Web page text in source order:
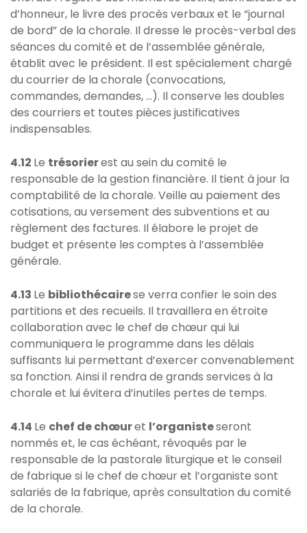
d’honneur, le livre des procès verbaux et le “journal
de bord” de la chorale. Il dresse le procès-verbal des
séances du comité et de l’assemblée générale,
établit avec le président. Il est spécialement chargé
du courrier de la chorale (convocations,
commandes, demandes, …). Il conserve les doubles
des courriers et toutes pièces justificatives
indispensables.
4.12 Le trésorierest au sein du comité le
responsable de la gestion financière. Il tient à jour la
comptabilité de la chorale. Veille au paiement des
cotisations, au versement des subventions et au
règlement des factures. Il élabore le projet de
budget et présente les comptes à l’assemblée
générale.
4.13 Le bibliothécairese verra confier le soin des
partitions et des recueils. Il travaillera en étroite
collaboration avec le chef de chœur qui lui
communiquera le programme dans les délais
suffisants lui permettant d’exercer convenablement
sa fonction. Ainsi il rendra de grands services à la
chorale et lui évitera d’inutiles pertes de temps.
4.14 Le chef de chœuret l’organisteseront
nommés et, le cas échéant, révoqués par le
responsable de la pastorale liturgique et le conseil
de fabrique si le chef de chœur et l’organiste sont
salariés de la fabrique, après consultation du comité
de la chorale.